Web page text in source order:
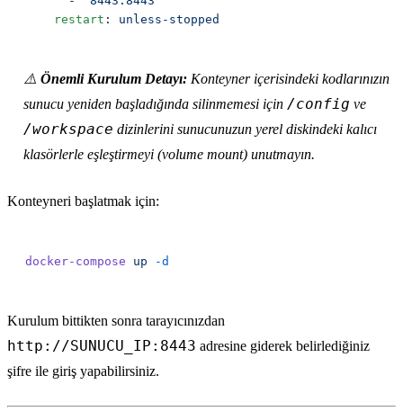
    restart
:
⚠️ Önemli Kurulum Detayı: Konteyner içerisindeki kodlarınızın
sunucu yeniden başladığında silinmemesi için /config ve
/workspace dizinlerini sunucunuzun yerel diskindeki kalıcı
klasörlerle eşleştirmeyi (volume mount) unutmayın.
Konteyneri başlatmak için:
docker-compose up
Kurulum bittikten sonra tarayıcınızdan
http://SUNUCU_IP:8443 adresine giderek belirlediğiniz
şifre ile giriş yapabilirsiniz.